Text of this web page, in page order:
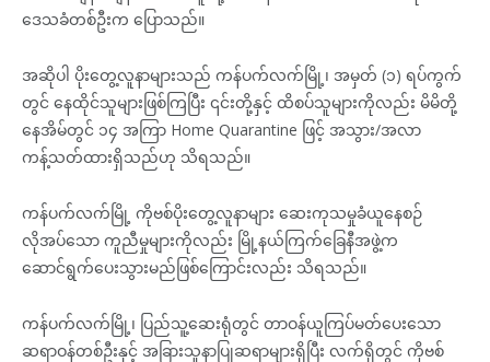
ဒေသခံတစ်ဦးက ပြောသည်။
အဆိုပါ ပိုးတွေ့လူနာများသည် ကန်ပက်လက်မြို့၊ အမှတ် (၁) ရပ်ကွက်
တွင် နေထိုင်သူများဖြစ်ကြပြီး ၎င်းတို့နှင့် ထိစပ်သူများကိုလည်း မိမိတို့
နေအိမ်တွင် ၁၄ အကြာ Home Quarantine ဖြင့် အသွား/အလာ
ကန့်သတ်ထားရှိသည်ဟု သိရသည်။
ကန်ပက်လက်မြို့ ကိုဗစ်ပိုးတွေ့လူနာများ ဆေးကုသမှုခံယူနေစဉ်
လိုအပ်သော ကူညီမှုများကိုလည်း မြို့နယ်ကြက်ခြေနီအဖွဲ့က
ဆောင်ရွက်ပေးသွားမည်ဖြစ်ကြောင်းလည်း သိရသည်။
ကန်ပက်လက်မြို့၊ ပြည်သူ့ဆေးရုံတွင် တာဝန်ယူကြပ်မတ်ပေးသော
ဆရာဝန်တစ်ဦးနှင့် အခြားသူနာပြုဆရာများရှိပြီး လက်ရှိတွင် ကိုဗစ်